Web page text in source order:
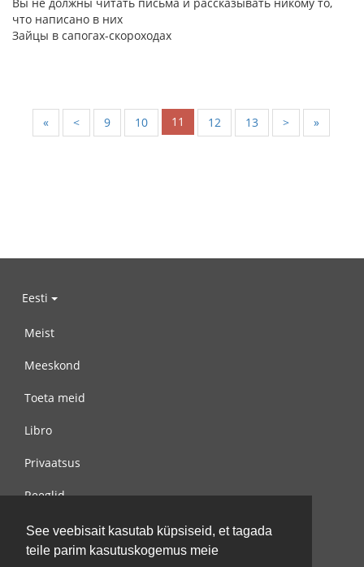
See veebisait kasutab küpsiseid, et tagada
teile parim kasutuskogemus meie
что написано в них
Зайцы в сапогах-скороходах
« < 9 10 11 12 13 > »
Eesti
Meist
Meeskond
Toeta meid
Libro
Privaatsus
Reeglid
Võta meiega ühendust